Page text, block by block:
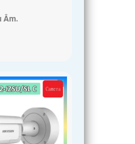
Âm.